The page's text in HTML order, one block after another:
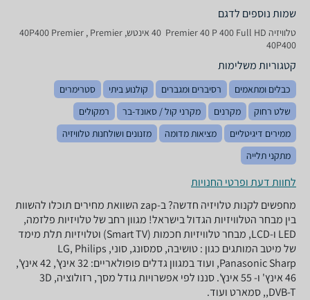
שמות נוספים לדגם
טלוויזיה Premier 40 P 400 Full HD ‏ 40 ‏אינטש, 40P400 Premier , Premier
40P400
קטגוריות משלימות
כבלים ומתאמים רסיברים ומגברים קולנוע ביתי
סטרימרים
שלט רחוק
מקרנים מקרני קול / סאונד-בר
רמקולים
ממירים דיגיטליים
מציאות מדומה
מזנונים ושולחנות טלוויזיה
מתקני תלייה
לחוות דעת ופרטי החנויות
מחפשים לקנות טלויזיה חדשה? ב-zap השוואת מחירים תוכלו להשוות
בין מבחר הטלוויזיות הגדול בישראל! מגוון רחב של טלויזיות פלזמה,
LED ו-LCD, מבחר טלוויזיות חכמות (Smart TV) וטלויזיות תלת מימד
של מיטב המותגים כגון : טושיבה, סמסונג, סוני, LG, Philips
,Panasonic Sharp ועוד במגוון גדלים פופולאריים: 32 אינץ', 42 אינץ',
46 אינץ' ו- 55 אינץ'. סננו לפי אפשרויות גודל מסך, רזולוציה, 3D
,DVB-T, סמארט ועוד.